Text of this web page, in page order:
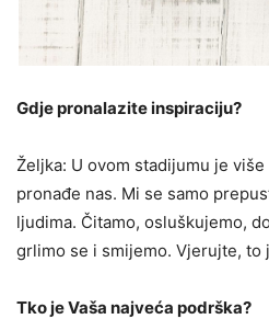
Gdje pronalazite inspiraciju?
Željka: U ovom stadijumu je
pronađe nas. Mi se samo
ljudima. Čitamo, osluškujemo,
grlimo se i smijemo. Vjerujte, to
Tko je Vaša najveća podrška?